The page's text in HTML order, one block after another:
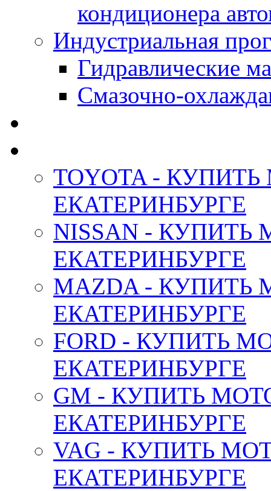
кондиционера
Индустриальная
Гидравлические
Смазочно-
TOYOTA -
ЕКАТЕРИНБУРГЕ
NISSAN -
ЕКАТЕРИНБУРГЕ
MAZDA -
ЕКАТЕРИНБУРГЕ
FORD - КУПИТЬ
ЕКАТЕРИНБУРГЕ
GM - КУПИТЬ
ЕКАТЕРИНБУРГЕ
VAG - КУПИТЬ
ЕКАТЕРИНБУРГЕ